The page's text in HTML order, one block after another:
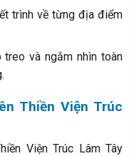
trình về từng địa điểm
treo và ngắm nhìn toàn
Thiền Viện Trúc
Viện Trúc Lâm Tây